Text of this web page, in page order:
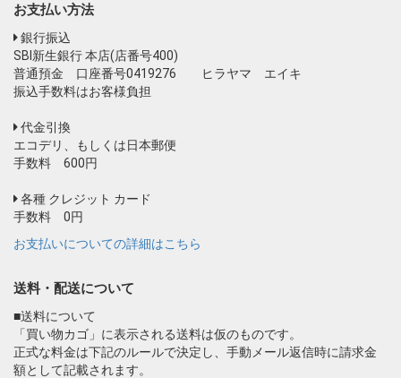
お支払い方法
銀行振込
SBI新生銀行 本店(店番号400)
普通預金 口座番号0419276 ヒラヤマ エイキ
振込手数料はお客様負担
代金引換
エコデリ、もしくは日本郵便
手数料 600円
各種 クレジット カード
手数料 0円
お支払いについての詳細はこちら
送料・配送について
■送料について
「買い物カゴ」に表示される送料は仮のものです。
正式な料金は下記のルールで決定し、手動メール返信時に請求金
額として記載されます。